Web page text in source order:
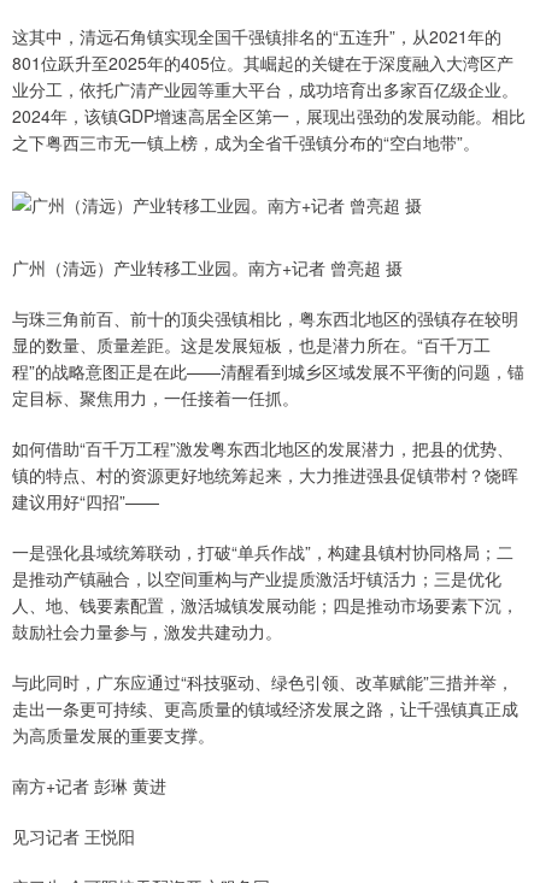
这其中，清远石角镇实现全国千强镇排名的“五连升”，从2021年的
801位跃升至2025年的405位。其崛起的关键在于深度融入大湾区产
业分工，依托广清产业园等重大平台，成功培育出多家百亿级企业。
2024年，该镇GDP增速高居全区第一，展现出强劲的发展动能。相比
之下粤西三市无一镇上榜，成为全省千强镇分布的“空白地带”。
广州（清远）产业转移工业园。南方+记者 曾亮超 摄
与珠三角前百、前十的顶尖强镇相比，粤东西北地区的强镇存在较明
显的数量、质量差距。这是发展短板，也是潜力所在。“百千万工
程”的战略意图正是在此——清醒看到城乡区域发展不平衡的问题，锚
定目标、聚焦用力，一任接着一任抓。
如何借助“百千万工程”激发粤东西北地区的发展潜力，把县的优势、
镇的特点、村的资源更好地统筹起来，大力推进强县促镇带村？饶晖
建议用好“四招”——
一是强化县域统筹联动，打破“单兵作战”，构建县镇村协同格局；二
是推动产镇融合，以空间重构与产业提质激活圩镇活力；三是优化
人、地、钱要素配置，激活城镇发展动能；四是推动市场要素下沉，
鼓励社会力量参与，激发共建动力。
与此同时，广东应通过“科技驱动、绿色引领、改革赋能”三措并举，
走出一条更可持续、更高质量的镇域经济发展之路，让千强镇真正成
为高质量发展的重要支撑。
南方+记者 彭琳 黄进
见习记者 王悦阳